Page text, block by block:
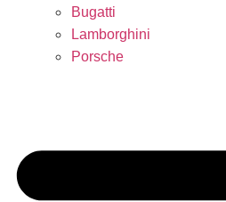
Bugatti
Lamborghini
Porsche